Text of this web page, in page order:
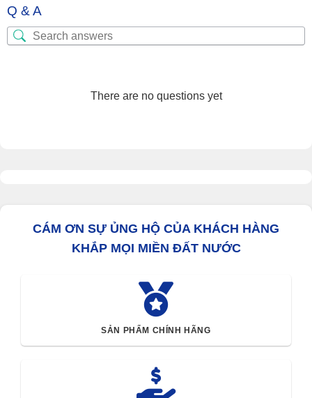
Q & A
There are no questions yet
CÁM ƠN SỰ ỦNG HỘ CỦA KHÁCH HÀNG
KHẮP MỌI MIỀN ĐẤT NƯỚC
SẢN PHẨM CHÍNH HÃNG